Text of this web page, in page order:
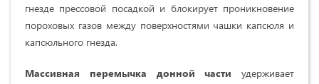
гнезде прессовой посадкой и блокирует проникновение
пороховых газов между поверхностями чашки капсюля и
капсюльного гнезда.
Массивная перемычка донной части удерживает